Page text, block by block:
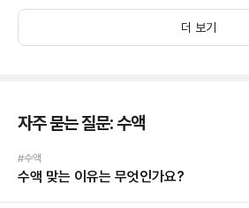
더 보기
자주 묻는 질문: 수액
#수액
수액 맞는 이유는 무엇인가요?